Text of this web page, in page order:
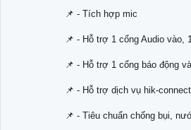
📌 - Tích hợp mic
📌 - Hỗ trợ 1 cổng Audio vào,
📌 - Hỗ trợ 1 cổng báo động
📌 - Hỗ trợ dịch vụ hik-
📌 - Tiêu chuẩn chống bụi,